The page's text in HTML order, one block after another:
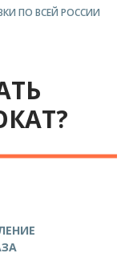
ПО ВСЕЙ РОССИИ